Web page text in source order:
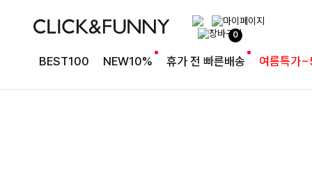
0
BEST100 NEW10% 휴가 전 빠른배송 여름특가
완성도 높은 원피스SET
특스트라이프 링클원피스+스트링자켓SET